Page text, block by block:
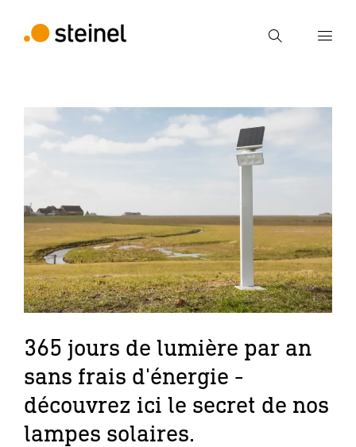
Recherche
Entrer critère de recherche
365 jours de lumière par an
sans frais d'énergie -
découvrez ici le secret de nos
lampes solaires.